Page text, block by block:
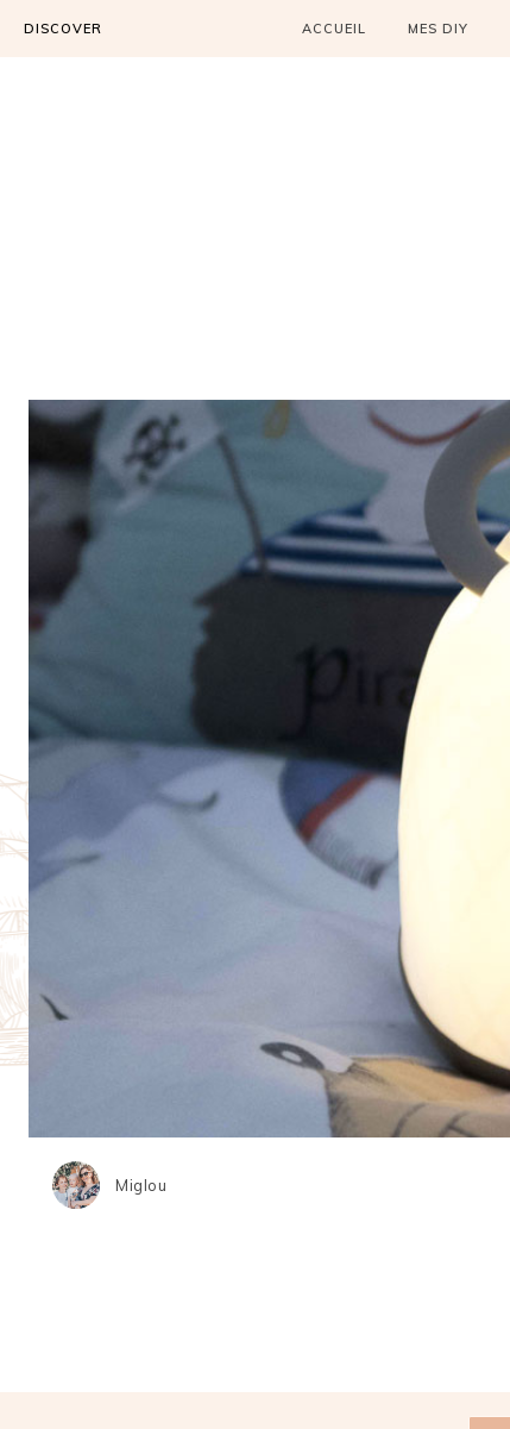
DISCOVER ACCUEIL MES DIY
Miglou